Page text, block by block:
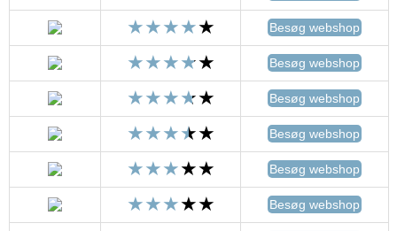
Besøg webshop
Besøg webshop
Besøg webshop
Besøg webshop
Besøg webshop
Besøg webshop